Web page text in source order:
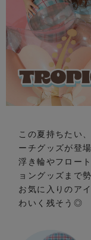
この夏持ちたい
ーチグッズが登場
浮き輪やフロー
ョングッズまで
お気に入りのア
わいく残そう◎